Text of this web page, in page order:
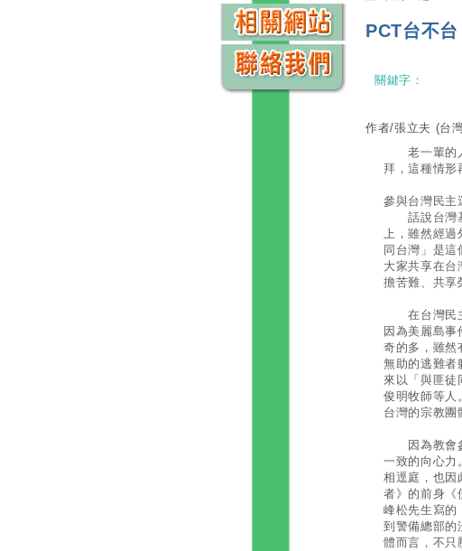
PCT台不台
關鍵字：
作者/張立夫 (台
老一輩的人
拜，這種情形
參與台灣民主
話說台灣基
上，雖然經過
同台灣」是這
大家共享在台
擔苦難、共享
在台灣民主
因為美麗島
奇的多，雖然
無助的逃難者
來以「與匪徒
俊明牧師等人
台灣的宗教團
因為教會參
一致的向心力
相逕庭，也因
者》的前身《
峰松先生寫的
到警備總部的
體而言，不只